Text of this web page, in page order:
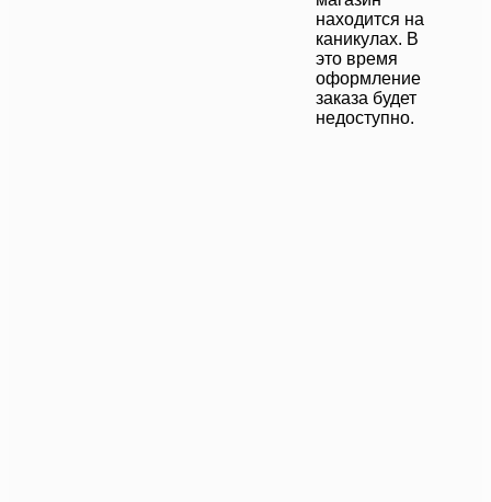
находится на
каникулах. В
это время
оформление
заказа будет
недоступно.